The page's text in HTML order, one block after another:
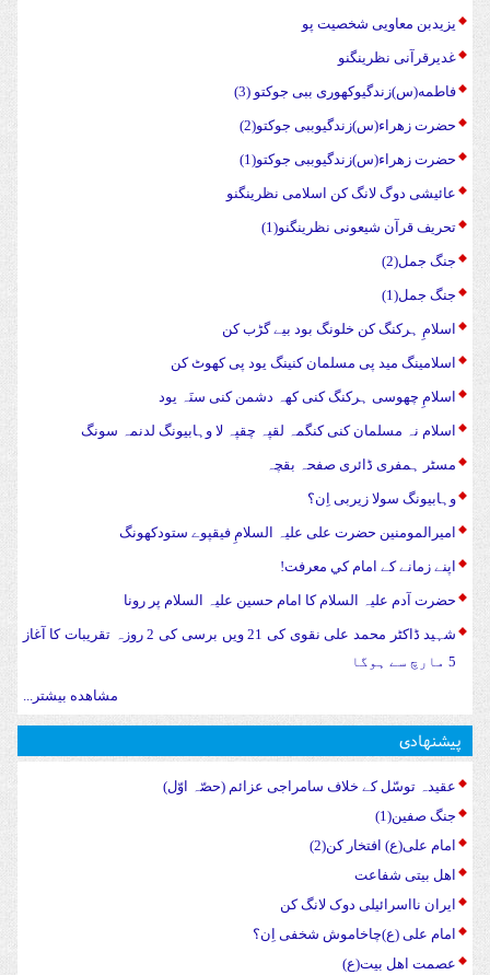
یزیدبن معاویی شخصیت پو
غدیرقرآنی نظرینگنو
فاطمه(س)زندگیوکهوری ببی جوکتو (3)
حضرت زهراء(س)زندگیوببی جوکتو(2)
حضرت زهراء(س)زندگیوببی جوکتو(1)
عائیشی دوگ لانگ کن اسلامی نظرینگنو
تحریف قرآن شیعونی نظرینگنو(1)
جنگ جمل(2)
جنگ جمل(1)
اسلامِ ہرکنگ کن خلونگ بود بیے گڑب کن
اسلامینگ مید پی مسلمان کنینگ یود پی کھوٹ کن
اسلامِ چھوسی ہرکنگ کنی کھہ دشمن کنی سنَہ یود
اسلام نہ مسلمان کنی کنگمہ لقپہ چقپہ لا وہابیونگ لدنمہ سونگ
مسٹر ہمفری ڈائری صفحہ بقچہ
وہابیونگ سولا زیربی اِن؟
امیرالمومنین حضرت علی علیہ السلامِ فیقپوے ستودکھونگ
اپنے زمانے کے امام کي معرفت!
حضرت آدم علیہ السلام کا امام حسین علیہ السلام پر رونا
شہید ڈاکٹر محمد علی نقوی کی 21 ویں برسی کی 2 روزہ تقریبات کا آغاز
5 مارچ سے ہوگا
مشاهده بیشتر...
پیشنهادی
عقیدہ توسّل کے خلاف سامراجی عزائم (حصّہ اوّل)
جنگ صفین(1)
امام علی(ع) افتخار کن(2)
اهل بیتی شفاعت
ایران نااسرائیلی دوک لانگ کن
امام علی (ع)چاخاموش شخفی اِن؟
عصمت اهل بیت(ع)